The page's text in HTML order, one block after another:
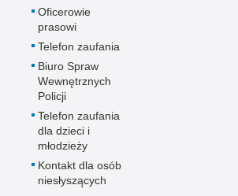
Oficerowie
prasowi
Telefon zaufania
Biuro Spraw
Wewnętrznych
Policji
Telefon zaufania
dla dzieci i
młodzieży
Kontakt dla osób
niesłyszących